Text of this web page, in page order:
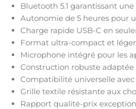
Bluetooth 5.1 garantissant
Autonomie de 5 heures pour
Charge rapide USB-C en
Format ultra-compact et
Microphone intégré pour les
Construction robuste
Compatibilité universelle
Grille textile résistante aux
Rapport qualité-prix